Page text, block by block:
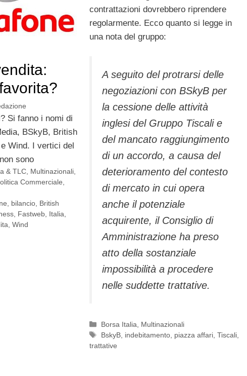
contrattazioni dovrebbero riprendere
regolarmente. Ecco quanto si legge in
una nota del gruppo:
A seguito del protrarsi delle
negoziazioni con BSkyB per
la cessione delle attività
inglesi del Gruppo Tiscali e
del mancato raggiungimento
di un accordo, a causa del
deterioramento del contesto
di mercato in cui opera
anche il potenziale
acquirente, il Consiglio di
Amministrazione ha preso
atto della sostanziale
impossibilità a procedere
nelle suddette trattative.
Categorie
Borsa Italia
Multinazionali
Tag
BskyB indebitamento piazza affari ,Tiscali
trattative
Si fanno i nomi di
BSkyB, British
Wind. I vertici del
sono
& TLC Multinazionali
Commerciale
bilancio British
, Fastweb, Italia
Wind